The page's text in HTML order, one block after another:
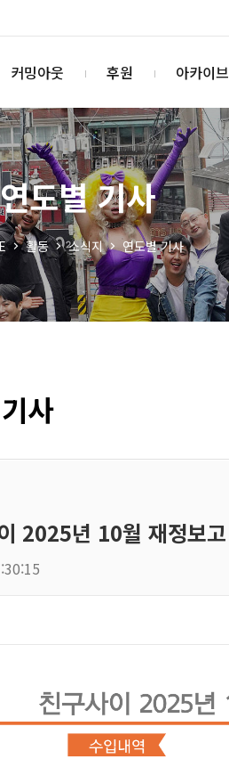
커밍아웃 후원 아카이브
연도별 기사
활동 소식지 연도별 기사
사
2025년 10월 재정보고